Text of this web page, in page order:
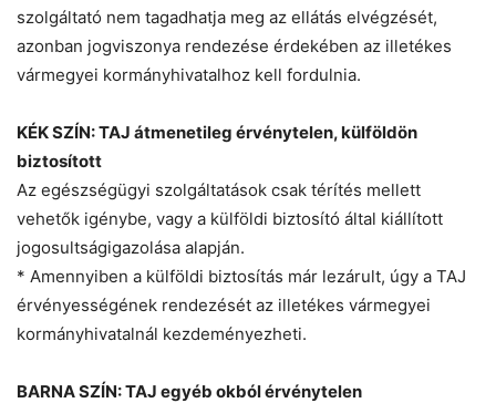
szolgáltató nem tagadhatja meg az ellátás elvégzését,
azonban jogviszonya rendezése érdekében az illetékes
vármegyei kormányhivatalhoz kell fordulnia.
KÉK SZÍN: TAJ átmenetileg érvénytelen, külföldön
biztosított
Az egészségügyi szolgáltatások csak térítés mellett
vehetők igénybe, vagy a külföldi biztosító által kiállított
jogosultságigazolása alapján.
* Amennyiben a külföldi biztosítás már lezárult, úgy a TAJ
érvényességének rendezését az illetékes vármegyei
kormányhivatalnál kezdeményezheti.
BARNA SZÍN: TAJ egyéb okból érvénytelen